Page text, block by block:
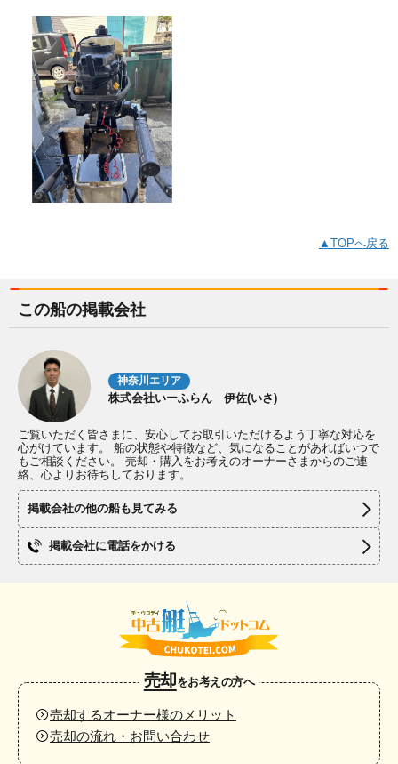
▲TOPへ戻る
この船の掲載会社
神奈川エリア
株式会社いーふらん 伊佐(いさ)
ご覧いただく皆さまに、安心してお取引いただけるよう丁寧な対応を
心がけています。 船の状態や特徴など、気になることがあればいつで
もご相談ください。 売却・購入をお考えのオーナーさまからのご連
絡、心よりお待ちしております。
掲載会社の他の船も見てみる
掲載会社に電話をかける
売却をお考えの方へ
売却するオーナー様のメリット
売却の流れ・お問い合わせ